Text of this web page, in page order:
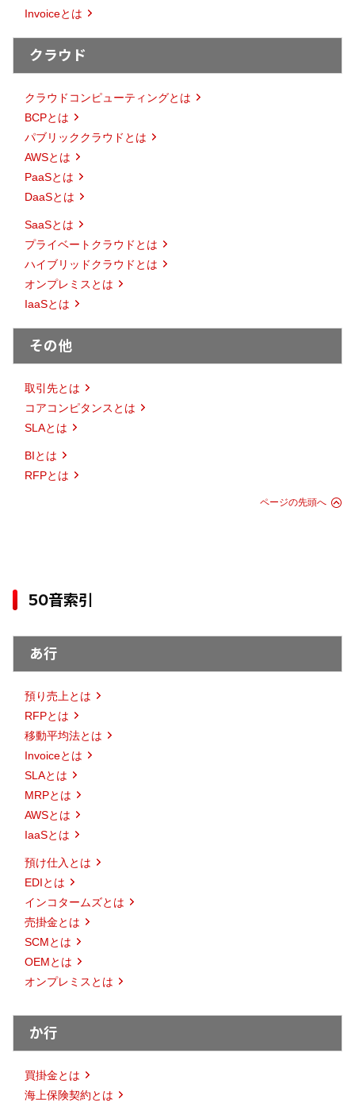
Invoiceとは
クラウド
クラウドコンピューティングとは
BCPとは
パブリッククラウドとは
AWSとは
PaaSとは
DaaSとは
SaaSとは
プライベートクラウドとは
ハイブリッドクラウドとは
オンプレミスとは
IaaSとは
その他
取引先とは
コアコンピタンスとは
SLAとは
BIとは
RFPとは
ページの先頭へ
50音索引
あ行
預り売上とは
RFPとは
移動平均法とは
Invoiceとは
SLAとは
MRPとは
AWSとは
IaaSとは
預け仕入とは
EDIとは
インコタームズとは
売掛金とは
SCMとは
OEMとは
オンプレミスとは
か行
買掛金とは
海上保険契約とは